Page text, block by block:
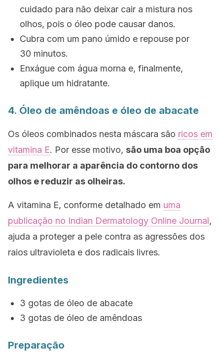
cuidado para não deixar cair a mistura nos
olhos, pois o óleo pode causar danos.
Cubra com um pano úmido e repouse por
30 minutos.
Enxágue com água morna e, finalmente,
aplique um hidratante.
4. Óleo de amêndoas e óleo de abacate
Os óleos combinados nesta máscara são ricos em
vitamina E. Por esse motivo, são uma boa opção
para melhorar a aparência do contorno dos
olhos e reduzir as olheiras.
A vitamina E, conforme detalhado em uma
publicação no Indian Dermatology Online Journal,
ajuda a proteger a pele contra as agressões dos
raios ultravioleta e dos radicais livres.
Ingredientes
3 gotas de óleo de abacate
3 gotas de óleo de amêndoas
Preparação